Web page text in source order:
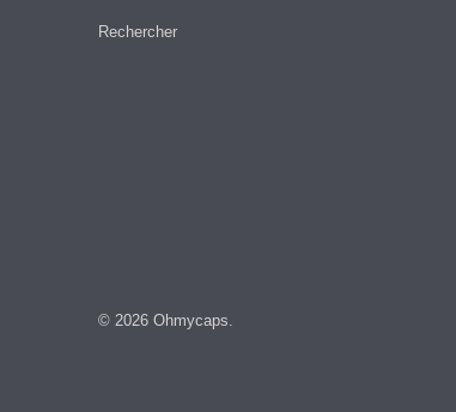
Rechercher
© 2026 Ohmycaps